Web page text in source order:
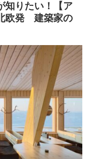
知りたい！【ア
欧発 建築家の